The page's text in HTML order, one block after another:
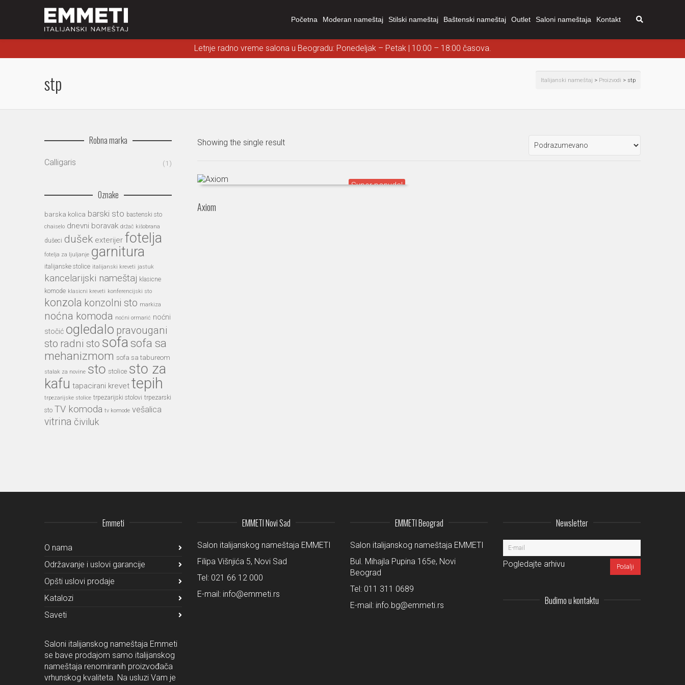
Početna Moderan nameštaj Stilski nameštaj Baštenski nameštaj Outlet Saloni nameštaja Kontakt
Letnje radno vreme salona u Beogradu: Ponedeljak – Petak | 10:00 – 18:00 časova.
stp Italijanski nameštaj > Proizvodi > stp
Showing the single result
Axiom
Robna marka
Calligaris (1)
Oznake
barska kolica barski sto bastenski sto
chaiselo dnevni boravak držač kišobrana
dušeci dušek exterijer fotelja
fotelja za ljuljanje garnitura
italijanske stolice italijanski kreveti jastuk
kancelarijski nameštaj klasicne
komode klasicni kreveti konferencijski sto
konzola konzolni sto markiza
noćna komoda noćni ormarić noćni
stočić ogledalo pravougani
sto radni sto sofasofa sa
mehanizmom sofa sa tabureom
stalak za novine sto stolice sto za
kafu tapacirani krevet tepih
trpezarijske stolice trpezarijski stolovi trpezarski
sto TV komoda tv komode vešalica
vitrina čiviluk
Emmeti
O nama
Održavanje i uslovi garancije
Opšti uslovi prodaje
Katalozi
Saveti
Saloni italijanskog nameštaja Emmeti
se bave prodajom samo italijanskog
nameštaja renomiranih proizvođača
vrhunskog kvaliteta. Na usluzi Vam je
EMMETI Novi Sad
Salon italijanskog nameštaja EMMETI
Filipa Višnjića 5, Novi Sad
Tel: 021 66 12 000
E-mail: info@emmeti.rs
EMMETI Beograd
Salon italijanskog nameštaja EMMETI
Bul. Mihajla Pupina 165e, Novi
Beograd
Tel: 011 311 0689
E-mail: info.bg@emmeti.rs
Newsletter
Pogledajte arhivu
Budimo u kontaktu